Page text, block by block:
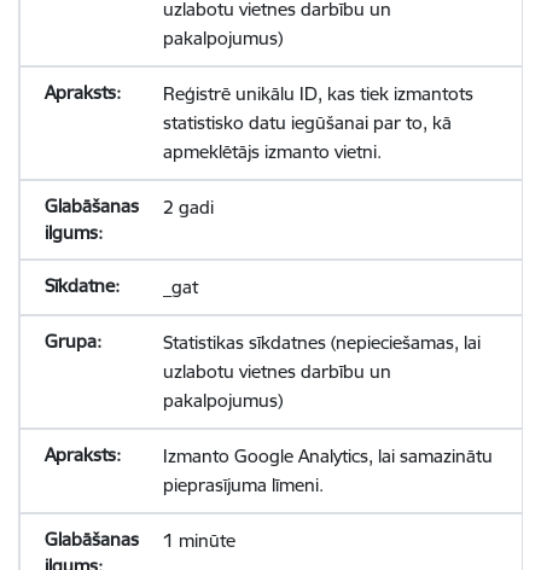
uzlabotu vietnes darbību un
pakalpojumus)
Reģistrē unikālu ID, kas tiek izmantots
statistisko datu iegūšanai par to, kā
apmeklētājs izmanto vietni.
2 gadi
_gat
Statistikas sīkdatnes (nepieciešamas, lai
uzlabotu vietnes darbību un
pakalpojumus)
Izmanto Google Analytics, lai samazinātu
pieprasījuma līmeni.
1 minūte